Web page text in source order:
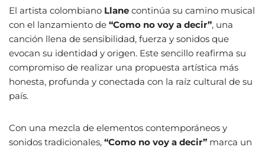
El artista colombiano Llane continúa su camino musical
con el lanzamiento de “Como no voy a decir”, una
canción llena de sensibilidad, fuerza y sonidos que
evocan su identidad y origen. Este sencillo reafirma su
compromiso de realizar una propuesta artística más
honesta, profunda y conectada con la raíz cultural de su
país.
Con una mezcla de elementos contemporáneos y
sonidos tradicionales, “Como no voy a decir” marca un